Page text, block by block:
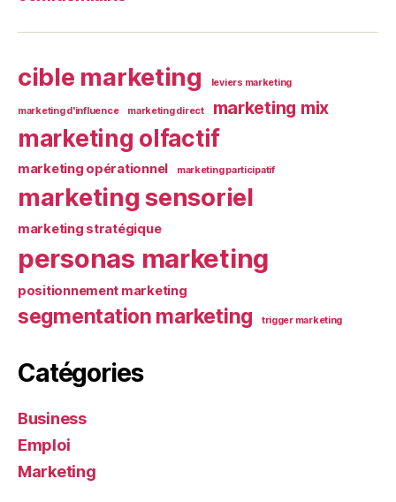
cible marketing leviers marketing
marketing d'influence marketing direct marketing mix
marketing olfactif
marketing opérationnel marketing participatif
marketing sensoriel
marketing stratégique
personas marketing
positionnement marketing
segmentation marketing trigger marketing
Catégories
Business
Emploi
Marketing